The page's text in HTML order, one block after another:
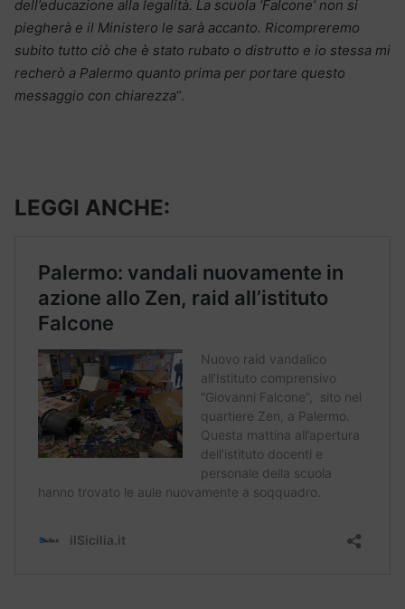
dell’educazione alla legalità. La scuola ‘Falcone’ non si
piegherà e il Ministero le sarà accanto. Ricompreremo
subito tutto ciò che è stato rubato o distrutto e io stessa mi
recherò a Palermo quanto prima per portare questo
messaggio con chiarezza“.
LEGGI ANCHE: